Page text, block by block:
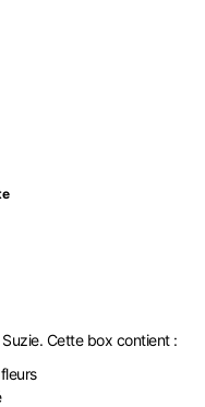
Cette box contient :